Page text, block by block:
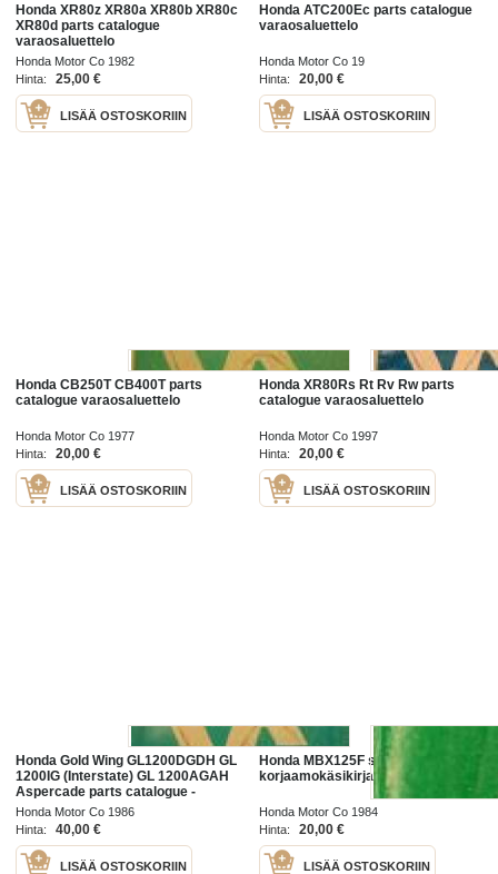
Honda XR80z XR80a XR80b XR80c
XR80d parts catalogue
varaosaluettelo
Honda Motor Co 1982
Hinta:
25,00 €
LISÄÄ OSTOSKORIIN
Honda ATC200Ec parts catalogue
varaosaluettelo
Honda Motor Co 19
Hinta:
20,00 €
LISÄÄ OSTOSKORIIN
Honda CB250T CB400T parts
catalogue varaosaluettelo
Honda Motor Co 1977
Hinta:
20,00 €
LISÄÄ OSTOSKORIIN
Honda XR80Rs Rt Rv Rw parts
catalogue varaosaluettelo
Honda Motor Co 1997
Hinta:
20,00 €
LISÄÄ OSTOSKORIIN
Honda Gold Wing GL1200DGDH GL
1200IG (Interstate) GL 1200AGAH
Aspercade parts catalogue -
varaosaluettelo
Honda Motor Co 1986
Hinta:
40,00 €
LISÄÄ OSTOSKORIIN
Honda MBX125F shop manual
korjaamokäsikirja
Honda Motor Co 1984
Hinta:
20,00 €
LISÄÄ OSTOSKORIIN